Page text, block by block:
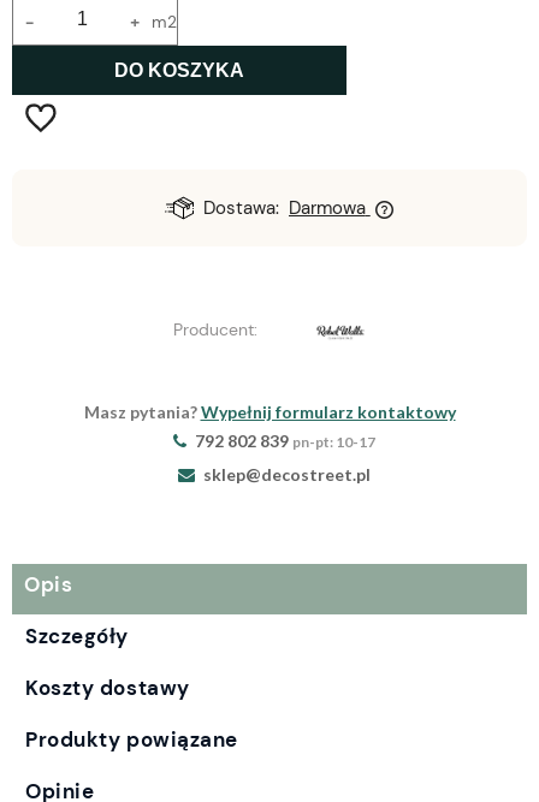
+
- m2
DO KOSZYKA
Dostawa: Darmowa
Producent:
Masz pytania?Wypełnij formularz kontaktowy
792 802 839 pn-pt: 10-17
sklep@decostreet.pl
Opis
Szczegóły
Koszty dostawy
Produkty powiązane
Opinie